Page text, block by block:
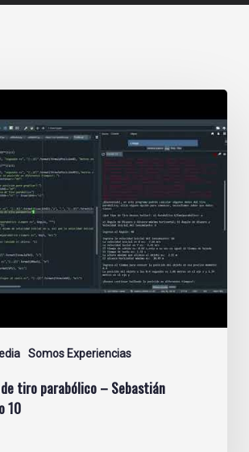
Somos Experiencias
tiro parabólico – Sebastián
10